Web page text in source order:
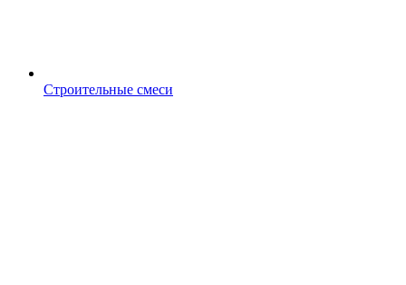
Строительные смеси